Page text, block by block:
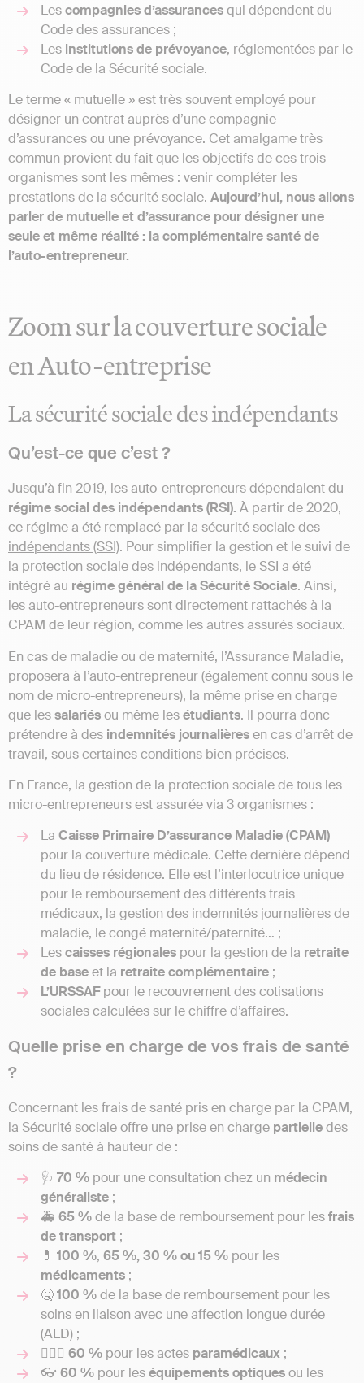
Lescompagniesd’assurancesqui dépendent du
Code des assurances ;
Les institutionsde prévoyance, réglementées par le
Code de la Sécurité sociale.
Le terme « mutuelle » est très souvent employé pour
désigner un contrat auprès d’une compagnie
d’assurances ou une prévoyance. Cet amalgame très
commun provient du fait que les objectifs de ces trois
organismes sont les mêmes : venir compléter les
prestations de la sécurité sociale. Aujourd’hui, nous allons
parler de mutuelle et d’assurance pour désigner une
seule et même réalité : la complémentaire santé de
l’auto-entrepreneur.
Zoom sur la couverture sociale
en Auto-entreprise
La sécurité sociale des indépendants
Qu’est-ce que c’est ?
Jusqu’à fin 2019, les auto-entrepreneurs dépendaient du
régime social des indépendants (RSI). À partir de 2020,
ce régime a été remplacé par la sécurité sociale des
indépendants (SSI). Pour simplifier la gestion et le suivi de
la protection sociale des indépendants, le SSI a été
intégré au régime général de la Sécurité Sociale. Ainsi,
les auto-entrepreneurs sont directement rattachés à la
CPAM de leur région, comme les autres assurés sociaux.
En cas de maladie ou de maternité, l’Assurance Maladie,
proposera à l’auto-entrepreneur (également connu sous le
nom de micro-entrepreneurs), la même prise en charge
que lessalariésou même lesétudiants. Il pourra donc
prétendre à des indemnités journalièresen cas d’arrêt de
travail, sous certaines conditions bien précises.
En France, la gestion de la protection sociale de tous les
micro-entrepreneurs est assurée via 3 organismes :
La Caisse Primaire D’assurance Maladie (CPAM)
pour la couverture médicale. Cette dernière dépend
du lieu de résidence. Elle est l’interlocutrice unique
pour le remboursement des différents frais
médicaux, la gestion des indemnités journalières de
maladie, le congé maternité/paternité… ;
Lescaisses régionales pour la gestion de la retraite
de baseet la retraitecomplémentaire ;
L’URSSAFpour le recouvrement des cotisations
sociales calculées sur le chiffre d’affaires.
Quelle prise en charge de vos frais de santé
?
Concernant les frais de santé pris en charge par la CPAM,
la Sécurité sociale offre une prise en charge partielledes
soins de santé à hauteur de :
🩺 70 % pour une consultation chez un médecin
généraliste ;
🚑 65 %de la base de remboursement pour lesfrais
de transport ;
💊 100 %, 65 %, 30 % ou 15 % pour les
médicaments ;
🤒100 %de la base de remboursement pour les
soins en liaison avec une affection longue durée
(ALD) ;
👩🏽‍⚕️ 60 % pour les actes paramédicaux ;
👓 60 % pour leséquipementsoptiquesou les